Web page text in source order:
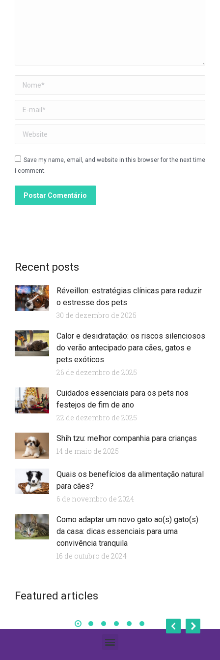
Nome *
E-mail *
Website
Save my name, email, and website in this browser for the next time
I comment.
Postar Comentário
Recent posts
Réveillon: estratégias clínicas para reduzir
o estresse dos pets
30 de dezembro de 2025
Calor e desidratação: os riscos silenciosos
do verão antecipado para cães, gatos e
pets exóticos
26 de dezembro de 2025
Cuidados essenciais para os pets nos
festejos de fim de ano
22 de dezembro de 2025
Shih tzu: melhor companhia para crianças
14 de maio de 2025
Quais os benefícios da alimentação natural
para cães?
6 de novembro de 2024
Como adaptar um novo gato ao(s) gato(s)
da casa: dicas essenciais para uma
convivência tranquila
16 de outubro de 2024
Featured articles
Business